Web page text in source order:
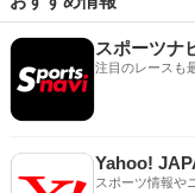
スポーツナ
注目のレースも
Yahoo!
スポーツ情報や